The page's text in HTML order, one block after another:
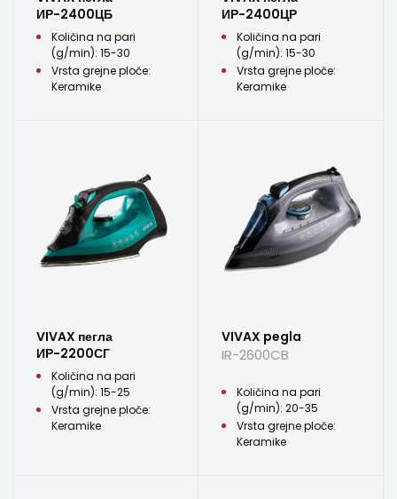
ИР-2400ЦБ
Količina na pari
(g/min): 15-30
Vrsta grejne ploče:
Keramike
ИР-2400ЦР
Količina na pari
(g/min): 15-30
Vrsta grejne ploče:
Keramike
VIVAX пегла
ИР-2200СГ
Količina na pari
(g/min): 15-25
Vrsta grejne ploče:
Keramike
VIVAX pegla
IR-2600CB
Količina na pari
(g/min): 20-35
Vrsta grejne ploče:
Keramike